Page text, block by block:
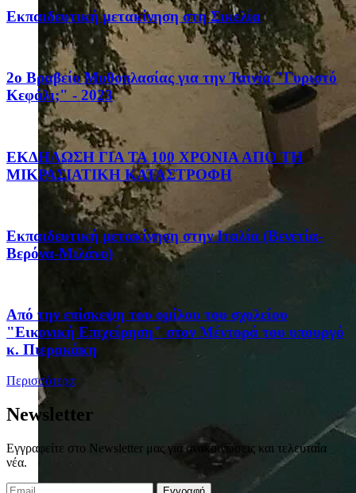
Eκπαιδευτική μετακίνηση στη Σικελία
2ο Βραβείο Μυθοπλασίας για την Ταινία "Γυριστό
Κεφάλι;" - 2023
ΕΚΔΗΛΩΣΗ ΓΙΑ ΤΑ 100 ΧΡΟΝΙΑ ΑΠΟ ΤΗ
ΜΙΚΡΑΣΙΑΤΙΚΗ ΚΑΤΑΣΤΡΟΦΗ
Eκπαιδευτική μετακίνηση στην Ιταλία (Βενετία-
Βερόνα-Μιλάνο)
Από την επίσκεψη του ομίλου του σχολείου
"Εικονική Επιχείρηση" στον Μέντορά του υπουργό
κ. Πιερακάκη
Περισσότερα
Newsletter
Εγγραφείτε στο Newsletter μας για ανακοινώσεις και τελευταία
νέα.